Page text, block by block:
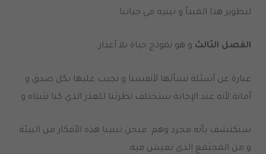
لتطوير هذا المبدأ و تبنيه في حياتنا.
الفصل الثالث و هو نموذج حياة بلا أعذار.
عبارة عن أسئلة نسألها لأنفسنا و نجيب عليها بكل صدق و
أمانة.لأنه عند الإجابة ستختلف نظرتنا للعذر الذي كنا نتبناه و
سنكتشف بأنه مجرد وهم. فنحن تبنينا هذه الأفكار من البيئة
و من المجتمع الذي نعيش فيه.